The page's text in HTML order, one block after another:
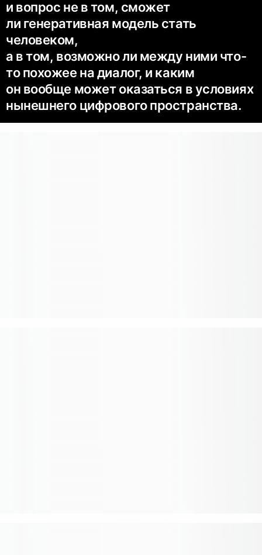
и вопрос не в том, сможет
ли генеративная модель стать
человеком,
а в том, возможно ли между ними что-
то похожее на диалог, и каким
он вообще может оказаться в условиях
нынешнего цифрового пространства.